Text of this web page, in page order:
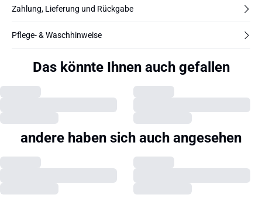
Zahlung, Lieferung und Rückgabe
Pflege- & Waschhinweise
Das könnte Ihnen auch gefallen
andere haben sich auch angesehen